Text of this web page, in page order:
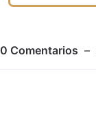
0 Comentarios